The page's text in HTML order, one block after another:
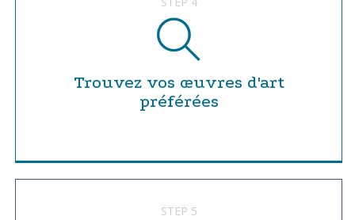
Trouvez vos œuvres d'art
préférées
STEP 5